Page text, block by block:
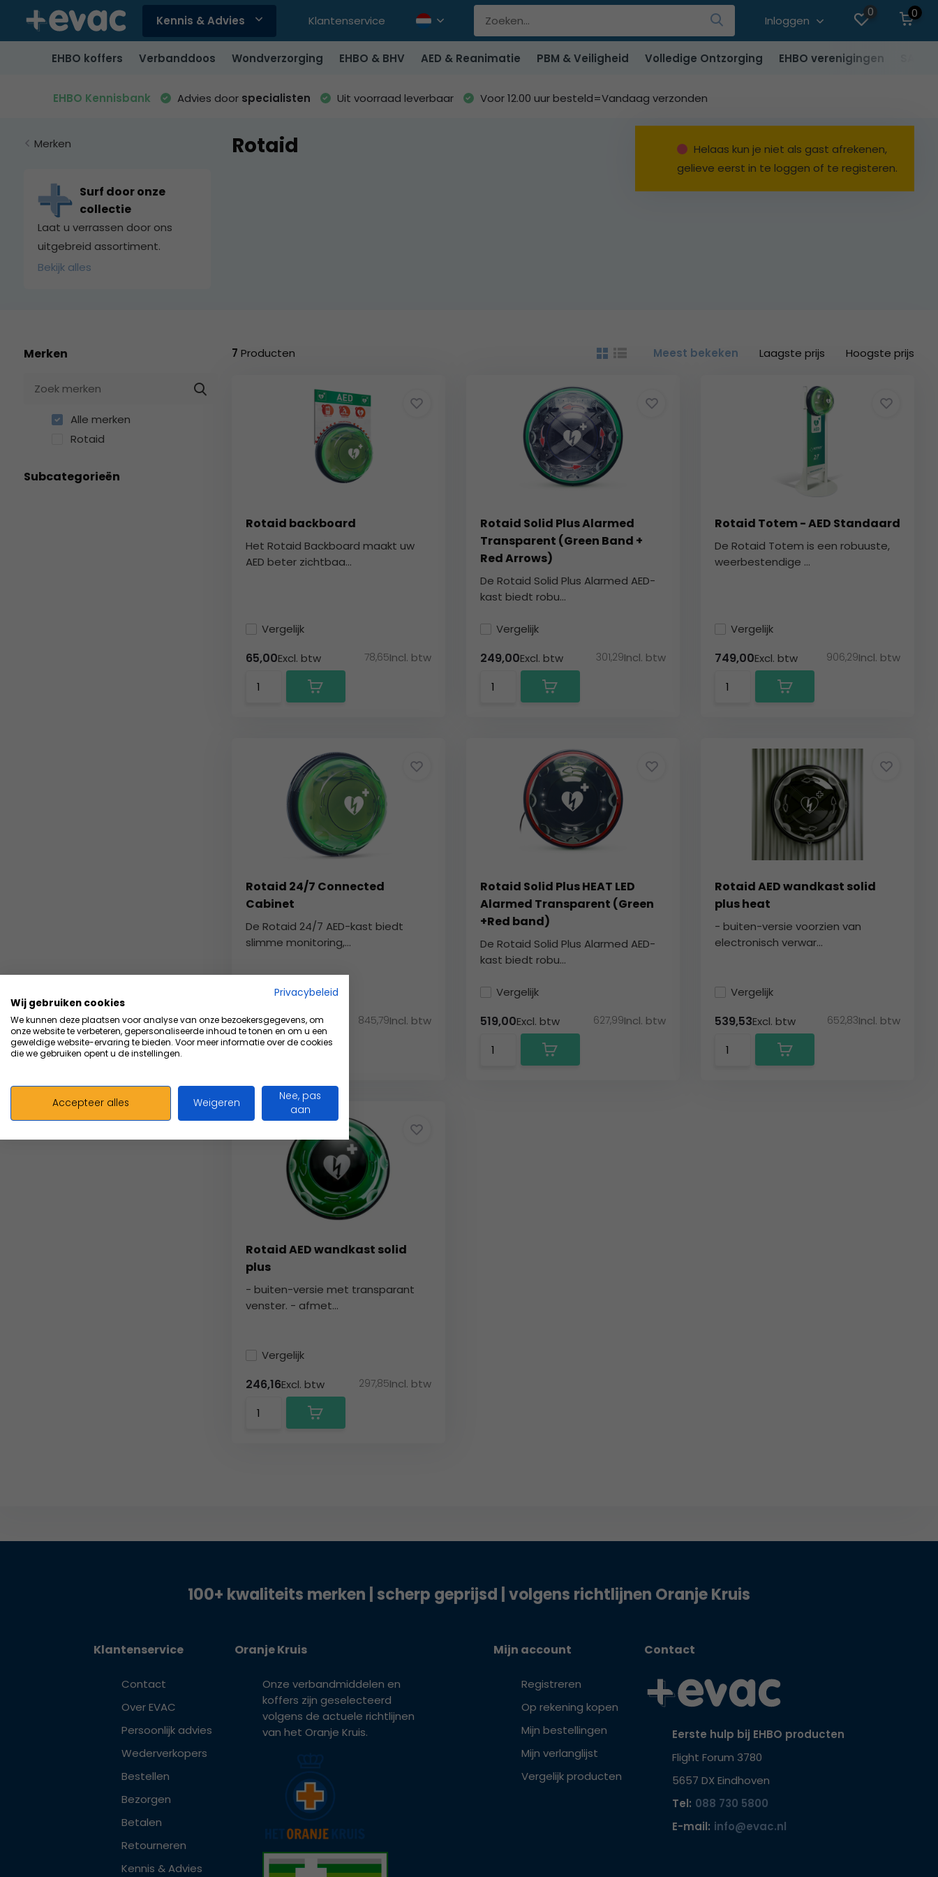
Kennis & Advies Klantenservice Inloggen
0
0
Gebruik
de
pijltjes
een
selecteren.
Enter
om
te
aanraaktoetsen
u
EHBO koffers Verbanddoos Wondverzorging EHBO & BHV AED & Reanimatie PBM & Veiligheid Volledige Ontzorging EHBO verenigingen
EHBO Kennisbank Advies door specialisten Uit voorraad leverbaar Voor 12.00 uur besteld=Vandaag verzonden
Helaas kun je niet als gast afrekenen,
gelieve eerst in te loggen of te registeren.
Merken
Surf door onze
collectie
Laat u verrassen door ons
uitgebreid assortiment.
Bekijk alles
Rotaid
Merken
Alle merken
Rotaid
Subcategorieën
7 Producten Meest bekeken Laagste prijs Hoogste prijs
Rotaid backboard
Het Rotaid Backboard maakt uw
AED beter zichtbaa...
Vergelijk
65,00Excl. btw 78,65Incl. btw
Rotaid Solid Plus Alarmed
Transparent (Green Band +
Red Arrows)
De Rotaid Solid Plus Alarmed AED-
kast biedt robu...
Vergelijk
249,00Excl. btw 301,29Incl. btw
Rotaid Totem - AED Standaard
De Rotaid Totem is een robuuste,
weerbestendige ...
Vergelijk
749,00Excl. btw 906,29Incl. btw
Rotaid 24/7 Connected
Cabinet
De Rotaid 24/7 AED-kast biedt
slimme monitoring,...
Vergelijk
699,00Excl. btw 845,79Incl. btw
Rotaid Solid Plus HEAT LED
Alarmed Transparent (Green
+Red band)
De Rotaid Solid Plus Alarmed AED-
kast biedt robu...
Vergelijk
519,00Excl. btw 627,99Incl. btw
Rotaid AED wandkast solid
plus heat
- buiten-versie voorzien van
electronisch verwar...
Vergelijk
539,53Excl. btw 652,83Incl. btw
Rotaid AED wandkast solid
plus
- buiten-versie met transparant
venster. - afmet...
Vergelijk
246,16Excl. btw 297,85Incl. btw
100+ kwaliteits merken | scherp geprijsd | volgens richtlijnen Oranje Kruis
Klantenservice
Contact
Over EVAC
Persoonlijk advies
Wederverkopers
Bestellen
Bezorgen
Betalen
Retourneren
Kennis & Advies
Oranje Kruis
Onze verbandmiddelen en
koffers zijn geselecteerd
volgens de actuele richtlijnen
van het Oranje Kruis.
Mijn account
Registreren
Op rekening kopen
Mijn bestellingen
Mijn verlanglijst
Vergelijk producten
Contact
Eerste hulp bij EHBO producten
Flight Forum 3780
5657 DX Eindhoven
Tel: 088 730 5800
E-mail: info@evac.nl
Privacybeleid
Wij gebruiken cookies
We kunnen deze plaatsen voor analyse van onze bezoekersgegevens, om
onze website te verbeteren, gepersonaliseerde inhoud te tonen en om u een
geweldige website-ervaring te bieden. Voor meer informatie over de cookies
die we gebruiken opent u de instellingen.
Accepteer alles Weigeren
Nee, pas
aan